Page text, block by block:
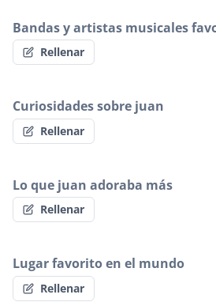
Bandas y artistas musicales
Rellenar
Curiosidades sobre juan
Rellenar
Lo que juan adoraba más
Rellenar
Lugar favorito en el mundo
Rellenar